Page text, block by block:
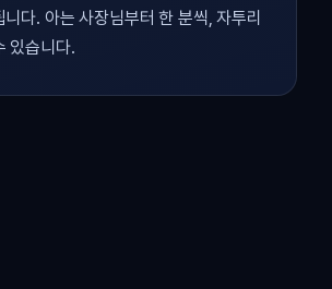
다. 아는 사장님부터 한 분씩, 자투리
있습니다.